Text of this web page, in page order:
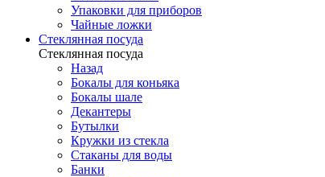
Упаковки для приборов
Чайные ложки
Стеклянная посуда
Стеклянная посуда
Назад
Бокалы для коньяка
Бокалы шале
Декантеры
Бутылки
Кружки из стекла
Стаканы для воды
Банки